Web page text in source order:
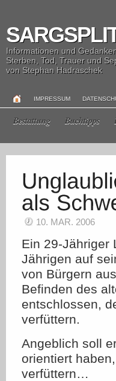
Informationen und
Sterben, Tod, Trauer und
von Stephan Hadraschek
IMPRESSUM
Bestattung Buchtipps
10. MAR. 2006
Ein 29-Jähriger
Jährigen auf
von Bürgern
Befinden des
entschlossen,
verfüttern.
Angeblich soll
orientiert
verfüttern…